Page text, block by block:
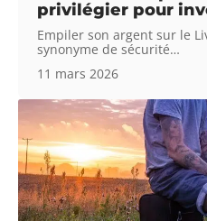
privilégier pour
Empiler son argent sur le
synonyme de sécurité…
11 mars 2026